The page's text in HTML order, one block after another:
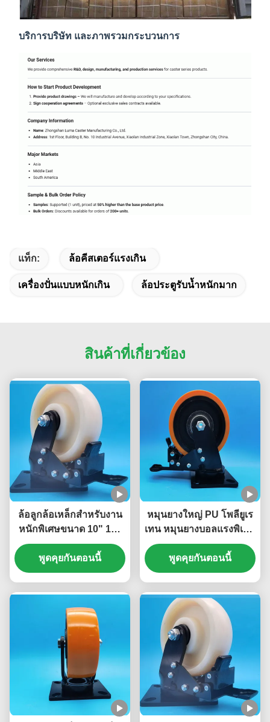
บริการบริษัท และภาพรวมกระบวนการ
แท็ก: ล้อคีสเตอร์แรงเกิน
เครื่องปั่นแบบหนักเกิน ล้อประตูรับน้ำหนักมาก
สินค้าที่เกี่ยวข้อง
ล้อลูกล้อเหล็กสำหรับงาน
หนักพิเศษขนาด 10" 12"
14" 20" พร้อมเบรก ล้อ
ไนลอนพร้อมตลับลูกปืน
ล้อเดี่ยวขนาด 6" สำหรับ
พูดคุยกันตอนนี้
หมุนยางใหญ่ PU โพลียูเร
เทน หมุนยางบอลแรงพิเศษ
หมุนยางบอล 8" หมุนยาง
แผ่นเคลื่อนย้ายล้อประตู
แรง
พูดคุยกันตอนนี้